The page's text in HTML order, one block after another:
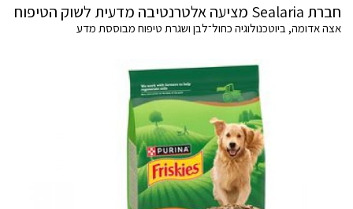
חברת Sealaria מציעה אלטרנטיבה מדעית לשוק הטיפוח
אצה אדומה, ביוטכנולוגיה כחול־לבן ושגרת טיפוח מבוססת מדע